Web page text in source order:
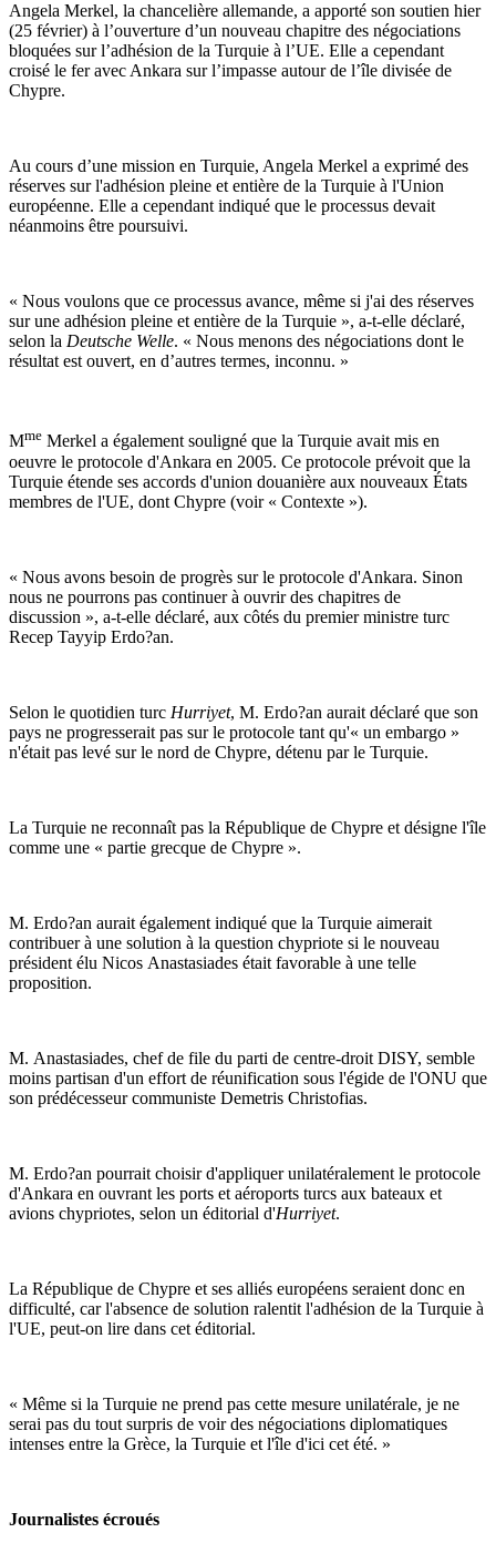
Angela Merkel, la chancelière allemande, a apporté son soutien hier
(25 février) à l’ouverture d’un nouveau chapitre des négociations
bloquées sur l’adhésion de la Turquie à l’UE. Elle a cependant
croisé le fer avec Ankara sur l’impasse autour de l’île divisée de
Chypre.
Au cours d’une mission en Turquie, Angela Merkel a exprimé des
réserves sur l'adhésion pleine et entière de la Turquie à l'Union
européenne. Elle a cependant indiqué que le processus devait
néanmoins être poursuivi.
« Nous voulons que ce processus avance, même si j'ai des réserves
sur une adhésion pleine et entière de la Turquie », a-t-elle déclaré,
selon la Deutsche Welle. « Nous menons des négociations dont le
résultat est ouvert, en d’autres termes, inconnu. »
Mme Merkel a également souligné que la Turquie avait mis en
oeuvre le protocole d'Ankara en 2005. Ce protocole prévoit que la
Turquie étende ses accords d'union douanière aux nouveaux États
membres de l'UE, dont Chypre (voir « Contexte »).
« Nous avons besoin de progrès sur le protocole d'Ankara. Sinon
nous ne pourrons pas continuer à ouvrir des chapitres de
discussion », a-t-elle déclaré, aux côtés du premier ministre turc
Recep Tayyip Erdo?an.
Selon le quotidien turc Hurriyet, M. Erdo?an aurait déclaré que son
pays ne progresserait pas sur le protocole tant qu'« un embargo »
n'était pas levé sur le nord de Chypre, détenu par le Turquie.
La Turquie ne reconnaît pas la République de Chypre et désigne l'île
comme une « partie grecque de Chypre ».
M. Erdo?an aurait également indiqué que la Turquie aimerait
contribuer à une solution à la question chypriote si le nouveau
président élu Nicos Anastasiades était favorable à une telle
proposition.
M. Anastasiades, chef de file du parti de centre-droit DISY, semble
moins partisan d'un effort de réunification sous l'égide de l'ONU que
son prédécesseur communiste Demetris Christofias.
M. Erdo?an pourrait choisir d'appliquer unilatéralement le protocole
d'Ankara en ouvrant les ports et aéroports turcs aux bateaux et
avions chypriotes, selon un éditorial d'Hurriyet.
La République de Chypre et ses alliés européens seraient donc en
difficulté, car l'absence de solution ralentit l'adhésion de la Turquie à
l'UE, peut-on lire dans cet éditorial.
« Même si la Turquie ne prend pas cette mesure unilatérale, je ne
serai pas du tout surpris de voir des négociations diplomatiques
intenses entre la Grèce, la Turquie et l'île d'ici cet été. »
Journalistes écroués